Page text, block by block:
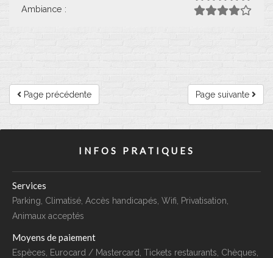
Ambiance :
Page suivante
Page précédente
INFOS PRATIQUES
Services
Parking, Climatisé, Accès handicapés, Wifi, Privatisation,
Animaux acceptés
Moyens de paiement
Espèces, Eurocard / Mastercard, Tickets restaurants, Chèques,